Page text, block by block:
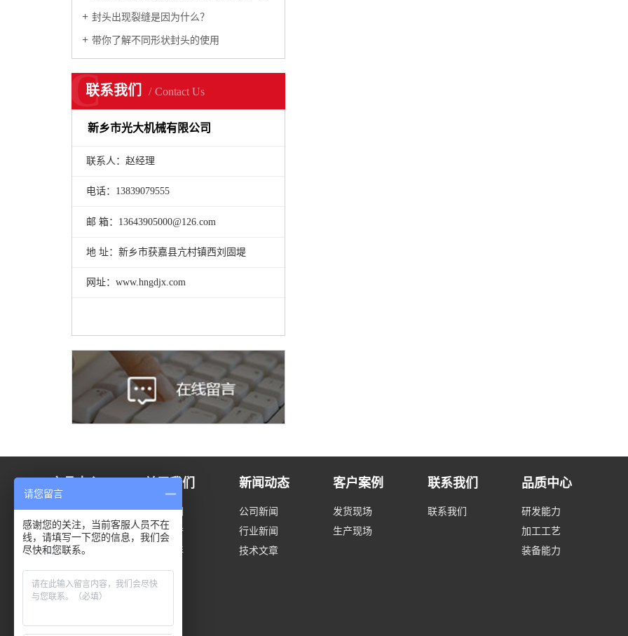
封头出现裂缝是因为什么？
带你了解不同形状封头的使用
联系我们 Contact Us
C
新乡市光大机械有限公司
联系人：赵经理
电话：13839079555
邮 箱：13643905000@126.com
地 址：新乡市获嘉县亢村镇西刘固堤
网址：www.hngdjx.com
封头系列
风电门框
波纹炉胆
炉胆平管板
铅锅系列
油罐化工
关于我们
关于我们
资质荣誉
合作伙伴
新闻动态
公司新闻
行业新闻
技术文章
客户案例
发货现场
生产现场
联系我们
联系我们
品质中心
研发能力
加工工艺
装备能力
请您留言
感谢您的关注，当前客服人员不在
线，请填写一下您的信息，我们会
尽快和您联系。